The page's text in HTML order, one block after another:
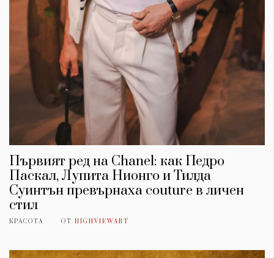
Първият ред на Chanel: как Педро
Паскал, Лупита Нионго и Тилда
Суинтън превърнаха couture в личен
стил
КРАСОТА ОТ HIGHVIEWART